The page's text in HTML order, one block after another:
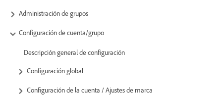
Administración de grupos
Configuración de cuenta/grupo
Descripción general de configuración
Configuración global
Configuración de la cuenta / Ajustes de marca